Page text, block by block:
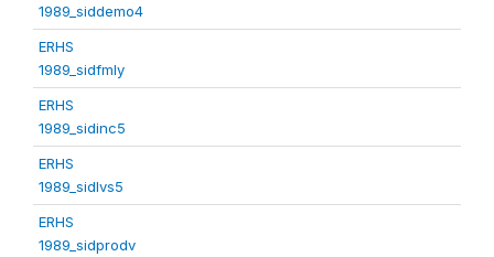
1989_siddemo4
ERHS
1989_sidfmly
ERHS
1989_sidinc5
ERHS
1989_sidlvs5
ERHS
1989_sidprodv